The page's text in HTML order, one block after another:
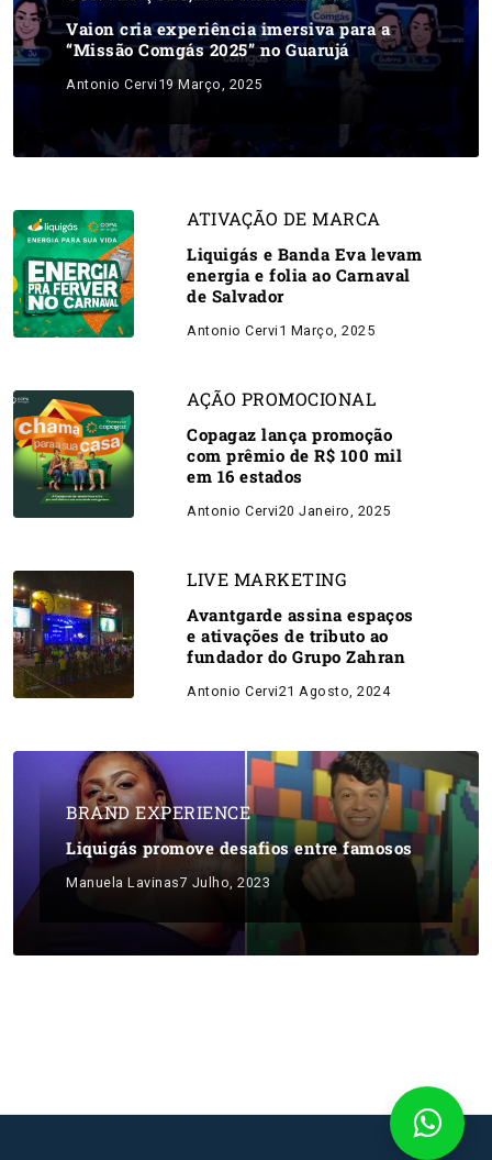
Vaion cria experiência imersiva para a
“Missão Comgás 2025” no Guarujá
Antonio Cervi 19 Março, 2025
ATIVAÇÃO DE MARCA
Liquigás e Banda Eva levam
energia e folia ao Carnaval
de Salvador
Antonio Cervi 1 Março, 2025
AÇÃO PROMOCIONAL
Copagaz lança promoção
com prêmio de R$ 100 mil
em 16 estados
Antonio Cervi20 Janeiro, 2025
LIVE MARKETING
Avantgarde assina espaços
e ativações de tributo ao
fundador do Grupo Zahran
Antonio Cervi21 Agosto, 2024
BRAND EXPERIENCE
Liquigás promove desafios entre famosos
Manuela Lavinas7 Julho, 2023